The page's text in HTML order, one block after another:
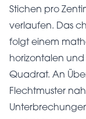
Stichen pro
verlaufen. Das
folgt einem
horizontalen
Quadrat. An
Flechtmuster